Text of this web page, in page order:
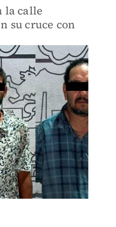
la calle
su cruce con